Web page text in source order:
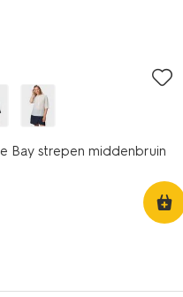
Bay strepen middenbruin